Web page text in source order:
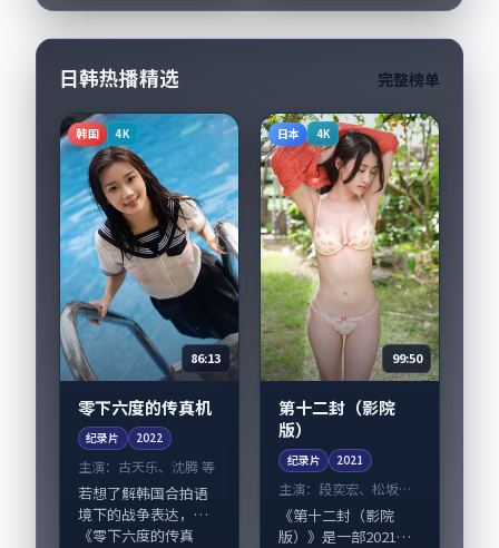
戏并重。影片2025年
面...
头。导演贾樟柯擅长
留白叙事，周迅、王
日韩热播精选 完整榜单
韩国 4K
86:13
零下六度的传真机
纪录片 2022
主演： 古天乐、沈腾 等
若想了解韩国合拍语
境下的战争表达，
《零下六度的传真
日本 4K
99:50
第十二封（影院
版）
纪录片 2021
主演：段奕宏、松坂桃
李 等
《第十二封（影院
版）》是一部2021年